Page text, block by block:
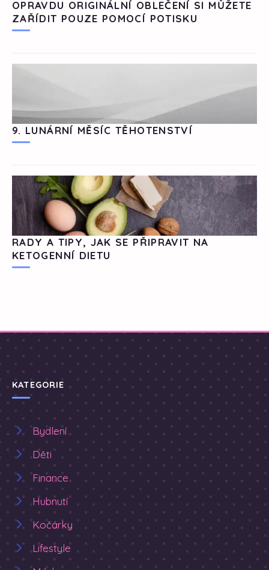
OPRAVDU ORIGINÁLNÍ OBLEČENÍ SI MŮŽETE
ZAŘÍDIT POUZE POMOCÍ POTISKU
9. LUNÁRNÍ MĚSÍC TĚHOTENSTVÍ
RADY A TIPY, JAK SE PŘIPRAVIT NA
KETOGENNÍ DIETU
KATEGORIE
Bydlení
Děti
Finance
Hubnutí
Kočárky
Lifestyle